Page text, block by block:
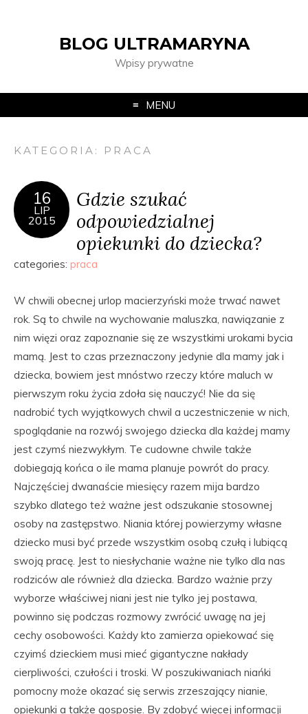
BLOG ULTRAMARYNA
Wpisy prywatne
MENU
KATEGORIA: PRACA
16
LIP
2015
Gdzie szukać
odpowiedzialnej
opiekunki do dziecka?
categories: praca
W chwili obecnej urlop macierzyński może trwać nawet
rok. Są to chwile na wychowanie maluszka, nawiązanie z
nim więzi oraz zapoznanie się ze wszystkimi urokami bycia
mamą. Jest to czas przeznaczony jedynie dla mamy jak i
dziecka, bowiem jest mnóstwo rzeczy które maluch w
pierwszym roku życia zdoła się nauczyć! Nie da się
nadrobić tych wyjątkowych chwil a uczestniczenie w nich,
spoglądanie na rozwój swojego dziecka dla każdej mamy
jest czymś niezwykłym. Te cudowne chwile także
dobiegają końca o ile mama planuje powrót do pracy.
Najczęściej dwanaście miesięcy razem mija bardzo
szybko dlatego też ważne jest odszukanie stosownej
osoby na zastępstwo. Niania której powierzymy własne
dziecko musi być przede wszystkim osobą czułą i lubiącą
swoją pracę. Jest to niesłychanie ważne nie tylko dla nas
rodziców ale również dla dziecka. Bardzo ważnie przy
wyborze właściwej niani jest nie tylko jej postawa,
powinno się podczas rozmowy zwrócić uwagę na jej
cechy osobowości. Każdy kto zamierza opiekować się
czyimś dzieckiem musi mieć gigantyczne nakłady
cierpliwości, czułości i troski. W poszukiwaniach niańki
pomocny może okazać się serwis zrzeszający nianie,
opiekunki a także gosposie. By zdobyć więcej informacji